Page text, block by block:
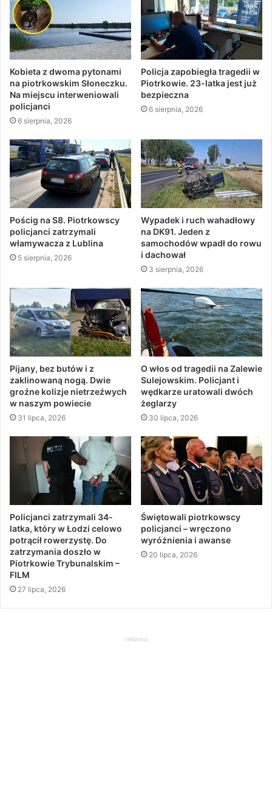
Kobieta z dwoma pytonami
na piotrkowskim Słoneczku.
Na miejscu interweniowali
policjanci
6 sierpnia, 2026
Policja zapobiegła tragedii w
Piotrkowie. 23-latka jest już
bezpieczna
6 sierpnia, 2026
Pościg na S8. Piotrkowscy
policjanci zatrzymali
włamywacza z Lublina
5 sierpnia, 2026
Wypadek i ruch wahadłowy
na DK91. Jeden z
samochodów wpadł do rowu
i dachował
3 sierpnia, 2026
Pijany, bez butów i z
zaklinowaną nogą. Dwie
groźne kolizje nietrzeźwych
w naszym powiecie
31 lipca, 2026
O włos od tragedii na Zalewie
Sulejowskim. Policjant i
wędkarze uratowali dwóch
żeglarzy
30 lipca, 2026
Policjanci zatrzymali 34-
latka, który w Łodzi celowo
potrącił rowerzystę. Do
zatrzymania doszło w
Piotrkowie Trybunalskim –
FILM
27 lipca, 2026
Świętowali piotrkowscy
policjanci – wręczono
wyróżnienia i awanse
20 lipca, 2026
reklama